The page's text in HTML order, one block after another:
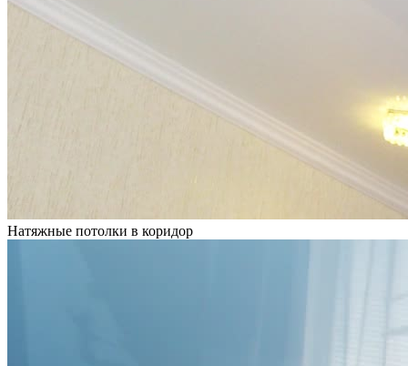
Натяжные потолки в коридор